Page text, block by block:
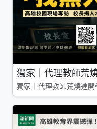
獨家｜代理教師荒
獨家｜代理教師荒燒進